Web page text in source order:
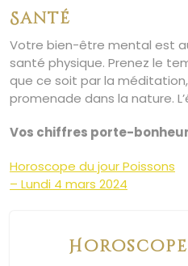
Santé
Votre bien-être mental est
santé physique. Prenez le
que ce soit par la
promenade dans la nature.
Vos chiffres porte-bonheur
Navigation
de
Horoscope du jour Poissons
– Lundi 4 mars 2024